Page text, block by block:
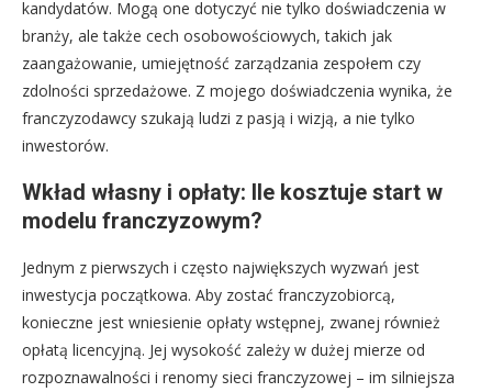
kandydatów. Mogą one dotyczyć nie tylko doświadczenia w
branży, ale także cech osobowościowych, takich jak
zaangażowanie, umiejętność zarządzania zespołem czy
zdolności sprzedażowe. Z mojego doświadczenia wynika, że
franczyzodawcy szukają ludzi z pasją i wizją, a nie tylko
inwestorów.
Wkład własny i opłaty: Ile kosztuje start w
modelu franczyzowym?
Jednym z pierwszych i często największych wyzwań jest
inwestycja początkowa. Aby zostać franczyzobiorcą,
konieczne jest wniesienie opłaty wstępnej, zwanej również
opłatą licencyjną. Jej wysokość zależy w dużej mierze od
rozpoznawalności i renomy sieci franczyzowej – im silniejsza